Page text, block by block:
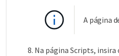
A página
Na página Scripts, insira